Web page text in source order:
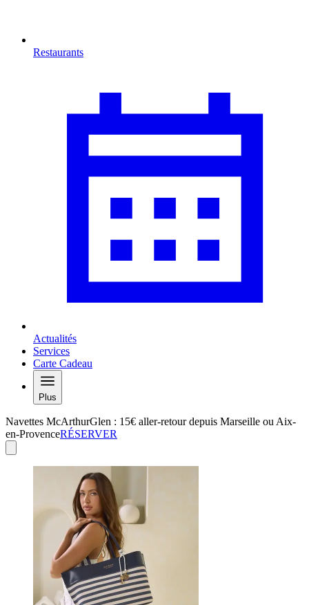
Restaurants
Actualités
Services
Carte Cadeau
Plus
Navettes McArthurGlen : 15€ aller-retour depuis Marseille ou Aix-
en-ProvenceRÉSERVER